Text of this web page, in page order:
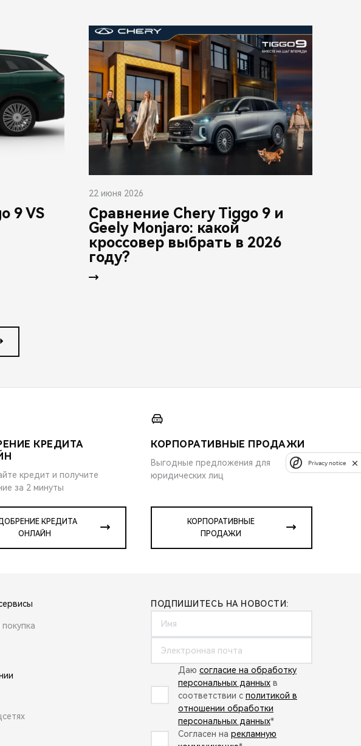
9 VS
22 июня 2026
Сравнение Chery Tiggo 9 и
Geely Monjaro: какой
кроссовер выбрать в 2026
году?
КРЕДИТА
кредит и получите
за 2 минуты
КРЕДИТА
ОНЛАЙН
КОРПОРАТИВНЫЕ ПРОДАЖИ
Выгодные предложения для
юридических лиц
КОРПОРАТИВНЫЕ
ПРОДАЖИ
ПОДПИШИТЕСЬ НА НОВОСТИ:
Даю согласие на обработку
персональных данных в
соответствии с политикой в
отношении обработки
персональных данных*
Согласен на рекламную
Privacy notice